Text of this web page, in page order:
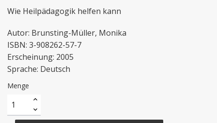
Wie Heilpädagogik helfen kann
Autor: Brunsting-Müller, Monika
ISBN: 3-908262-57-7
Erscheinung: 2005
Sprache: Deutsch
Menge